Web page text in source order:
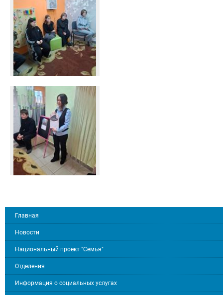
Главная
Новости
Национальный проект "Семья"
Отделения
Информация о социальных услугах